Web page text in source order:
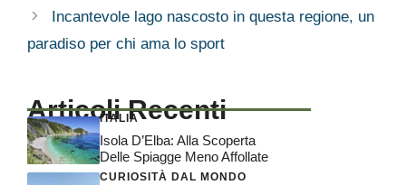
Incantevole lago nascosto in questa regione, un
paradiso per chi ama lo sport
Articoli Recenti
ITALIA
Isola D’Elba: Alla Scoperta
Delle Spiagge Meno Affollate
CURIOSITÀ DAL MONDO